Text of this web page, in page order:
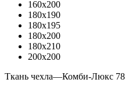
160x200
180x190
180x195
180x200
180x210
200x200
Ткань чехла—Комби-Люкс 78